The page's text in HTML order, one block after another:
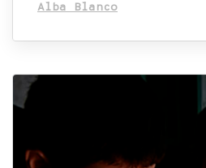
Alba Blanco